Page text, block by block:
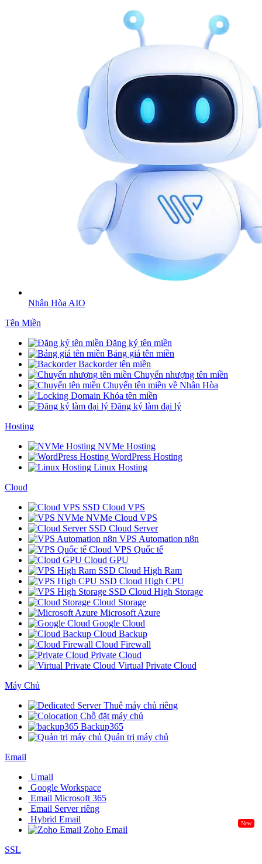
Nhân Hòa AIO
Tên Miền
Đăng ký tên miền
Bảng giá tên miền
Backorder tên miền
Chuyển nhượng tên miền
Chuyển tên miền về Nhân Hòa
Khóa tên miền
Đăng ký làm đại lý
Hosting
NVMe Hosting
WordPress Hosting
Linux Hosting
Cloud
SSD Cloud VPS
NVMe Cloud VPS
SSD Cloud Server
VPS Automation n8n
Cloud VPS Quốc tế
Cloud GPU
SSD Cloud High Ram
SSD Cloud High CPU
SSD Cloud High Storage
Cloud Storage
Microsoft Azure
Google Cloud
Cloud Backup
Cloud Firewall
Private Cloud
Virtual Private Cloud
Máy Chủ
Thuê máy chủ riêng
Chỗ đặt máy chủ
Backup365
Quản trị máy chủ
Email
Umail
Google Workspace
Email Microsoft 365
Email Server riêng
Hybrid Email
New
Zoho Email
SSL